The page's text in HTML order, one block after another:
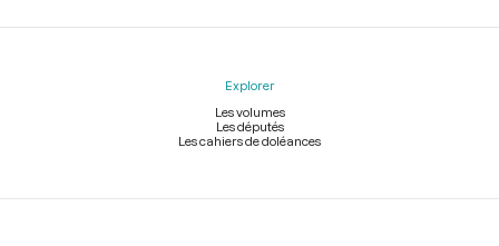
Explorer
Les volumes
Les députés
Les cahiers de doléances